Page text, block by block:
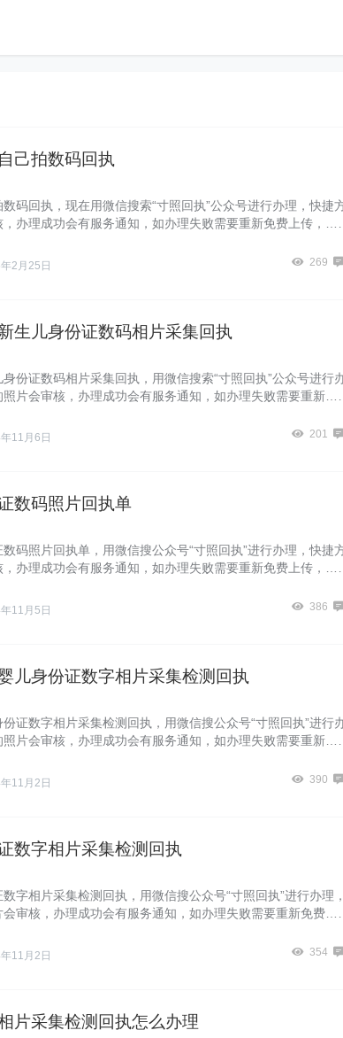
己拍数码回执
码回执，现在用微信搜索“寸照回执”公众号进行办理，快捷
办理成功会有服务通知，如办理失败需要重新免费上传，……
2月25日 269
生儿身份证数码相片采集回执
份证数码相片采集回执，用微信搜索“寸照回执”公众号进行
片会审核，办理成功会有服务通知，如办理失败需要重新……
11月6日 201
数码照片回执单
码照片回执单，用微信搜公众号“寸照回执”进行办理，快捷
，办理成功会有服务通知，如办理失败需要重新免费上传，
11月5日 386
儿身份证数字相片采集检测回执
证数字相片采集检测回执，用微信搜公众号“寸照回执”进行
片会审核，办理成功会有服务通知，如办理失败需要重新……
11月2日 390
数字相片采集检测回执
字相片采集检测回执，用微信搜公众号“寸照回执”进行办理，
审核，办理成功会有服务通知，如办理失败需要重新免费……
11月2日 354
片采集检测回执怎么办理